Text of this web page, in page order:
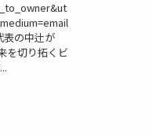
の中辻が
を切り拓くビ